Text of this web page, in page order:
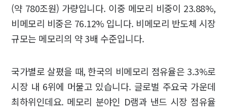
(약 780조원) 가량입니다. 이중 메모리 비중이 23.88%,
비메모리 비중은 76.12% 입니다. 비메모리 반도체 시장
규모는 메모리의 약 3배 수준입니다.
국가별로 살폈을 때, 한국의 비메모리 점유율은 3.3%로
시장 내 6위에 머물고 있습니다. 글로벌 주요국 가운데
최하위인데요. 메모리 분야인 D램과 낸드 시장 점유율